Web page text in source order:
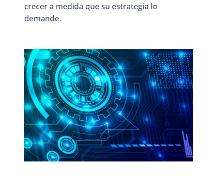
crecer a medida que su estrategia lo
demande.